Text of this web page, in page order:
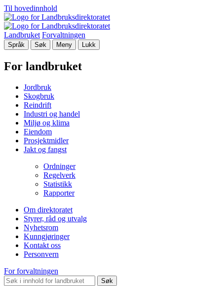
Til hovedinnhold
Landbruket Forvaltningen
Språk Søk Meny Lukk
For landbruket
Jordbruk
Skogbruk
Reindrift
Industri og handel
Miljø og klima
Eiendom
Prosjektmidler
Jakt og fangst
Ordninger
Regelverk
Statistikk
Rapporter
Om direktoratet
Styrer, råd og utvalg
Nyhetsrom
Kunngjøringer
Kontakt oss
Personvern
For forvaltningen
Søk